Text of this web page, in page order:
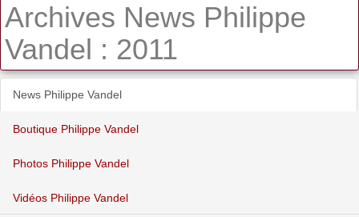
Archives News Philippe
Vandel : 2011
News Philippe Vandel
Boutique Philippe Vandel
Photos Philippe Vandel
Vidéos Philippe Vandel